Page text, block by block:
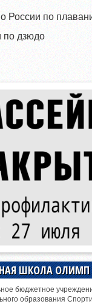
России по
по дзюдо
ШКОЛА ОЛИМП
бюджетное
образования